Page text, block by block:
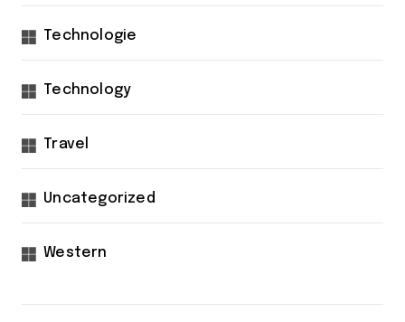
Technologie
Technology
Travel
Uncategorized
Western